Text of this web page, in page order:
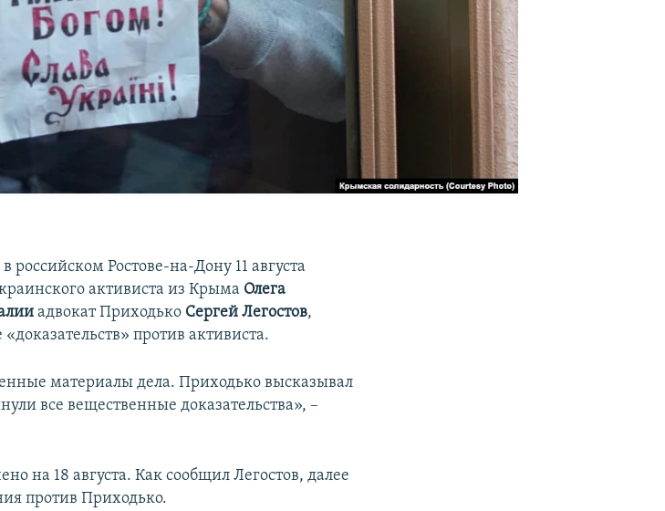
Ростове-на-Дону 11 августа
активиста из Крыма Олега
адвокат Приходько Сергей Легостов,
против активиста.
материалы дела. Приходько высказывал
все вещественные доказательства», –
на 18 августа. Как сообщил Легостов, далее
против Приходько.